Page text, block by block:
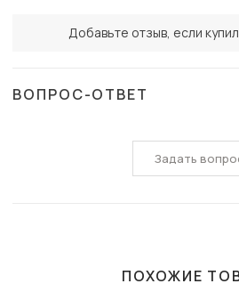
Добавьте отзыв, если
ВОПРОС-ОТВЕТ
Задать
ПОХОЖИЕ